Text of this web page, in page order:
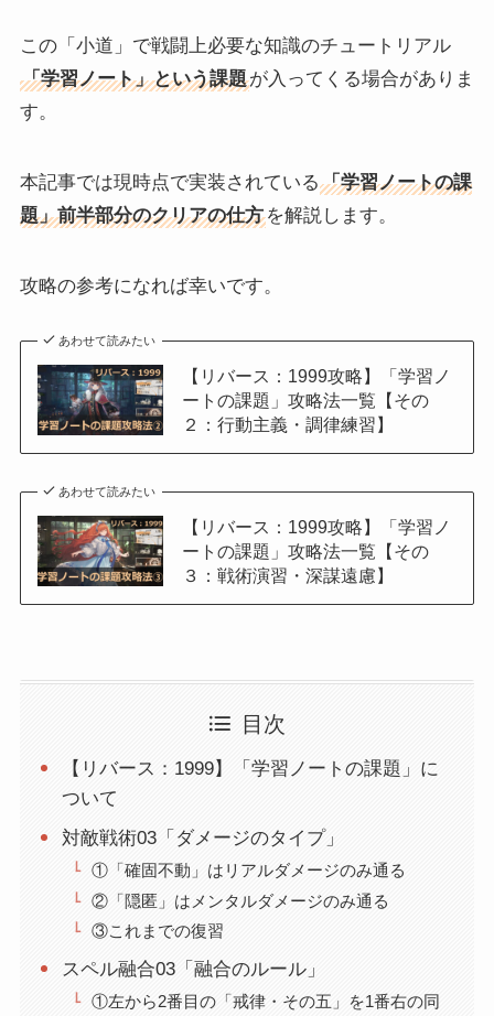
この「小道」で戦闘上必要な知識のチュートリアル
「学習ノート」という課題が入ってくる場合がありま
す。
本記事では現時点で実装されている 「学習ノートの課
題」前半部分のクリアの仕方を解説します。
攻略の参考になれば幸いです。
あわせて読みたい
【リバース：1999攻略】「学習ノ
ートの課題」攻略法一覧【その
２：行動主義・調律練習】
あわせて読みたい
【リバース：1999攻略】「学習ノ
ートの課題」攻略法一覧【その
３：戦術演習・深謀遠慮】
目次
【リバース：1999】「学習ノートの課題」に
ついて
対敵戦術03「ダメージのタイプ」
①「確固不動」はリアルダメージのみ通る
②「隠匿」はメンタルダメージのみ通る
③これまでの復習
スペル融合03「融合のルール」
①左から2番目の「戒律・その五」を1番右の同